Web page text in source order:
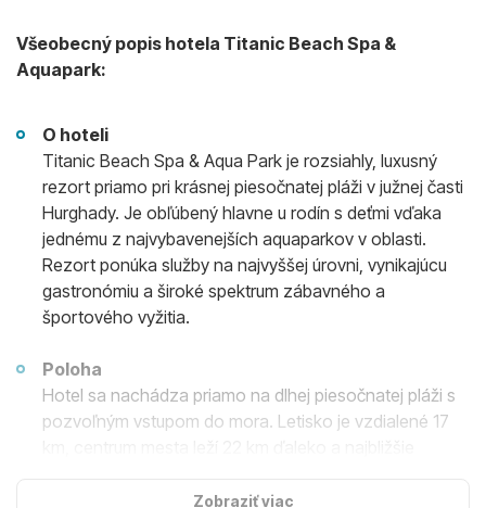
Všeobecný popis hotela Titanic Beach Spa &
Aquapark:
O hoteli
Titanic Beach Spa & Aqua Park je rozsiahly, luxusný
rezort priamo pri krásnej piesočnatej pláži v južnej časti
Hurghady. Je obľúbený hlavne u rodín s deťmi vďaka
jednému z najvybavenejších aquaparkov v oblasti.
Rezort ponúka služby na najvyššej úrovni, vynikajúcu
gastronómiu a široké spektrum zábavného a
športového vyžitia.
Poloha
Hotel sa nachádza priamo na dlhej piesočnatej pláži s
pozvoľným vstupom do mora. Letisko je vzdialené 17
Zobraziť viac